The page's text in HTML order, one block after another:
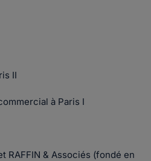
II
à Paris I
RAFFIN & Associés (fondé en